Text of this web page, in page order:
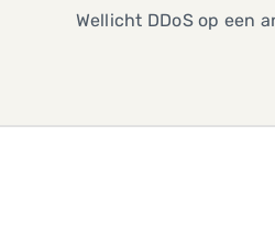
Wellicht DDoS op een